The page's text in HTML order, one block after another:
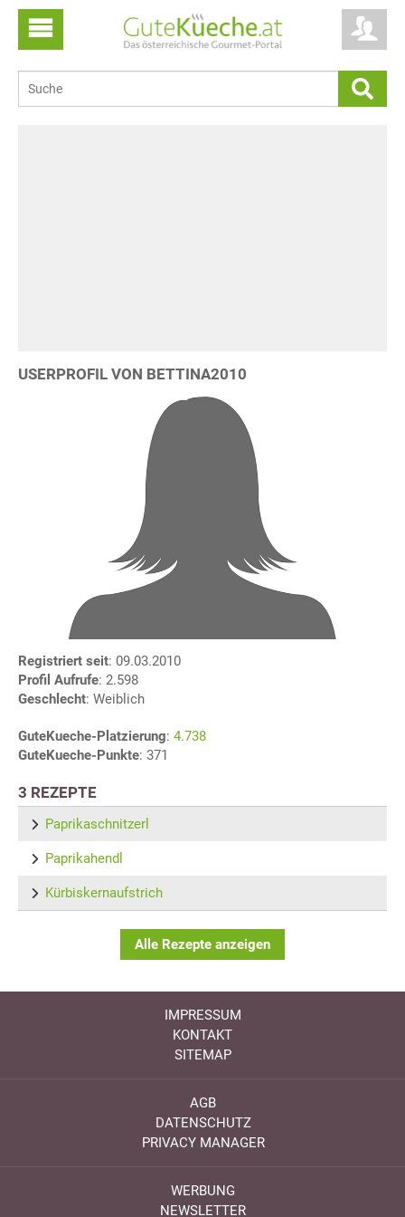
USERPROFIL VON BETTINA2010
Registriert seit: 09.03.2010
Profil Aufrufe: 2.598
Geschlecht: Weiblich
GuteKueche-Platzierung: 4.738
GuteKueche-Punkte: 371
3 REZEPTE
Paprikaschnitzerl
Paprikahendl
Kürbiskernaufstrich
Alle Rezepte anzeigen
IMPRESSUM
KONTAKT
SITEMAP
AGB
DATENSCHUTZ
PRIVACY MANAGER
WERBUNG
NEWSLETTER